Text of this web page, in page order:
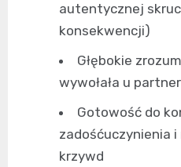
autentycznej
konsekwencji)
Głębokie
wywołała u
Gotowość do
zadośćuczynienia
krzywd